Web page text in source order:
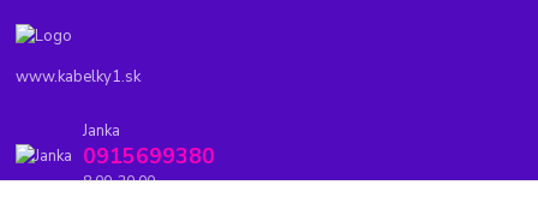
www.kabelky1.sk
Janka
0915699380
8.00-20.00